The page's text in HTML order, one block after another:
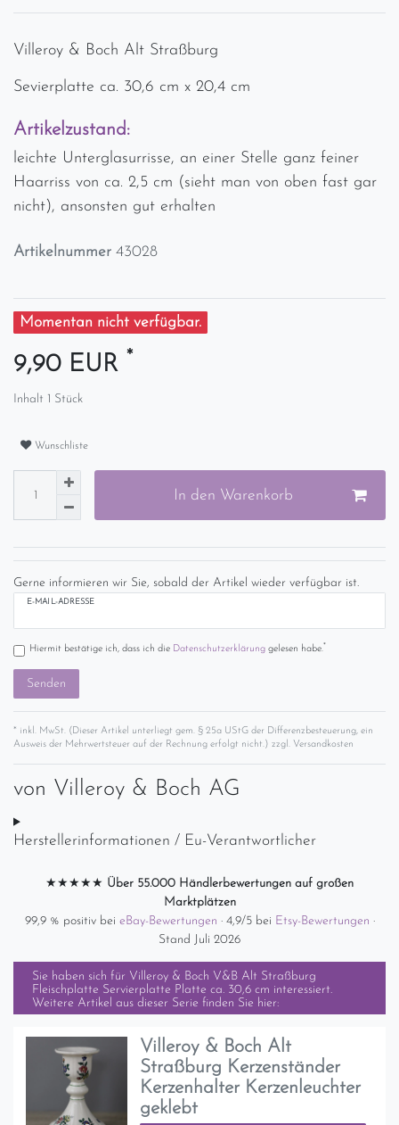
Villeroy & Boch Alt Straßburg
Sevierplatte ca. 30,6 cm x 20,4 cm
Artikelzustand:
leichte Unterglasurrisse, an einer Stelle ganz feiner
Haarriss von ca. 2,5 cm (sieht man von oben fast gar
nicht), ansonsten gut erhalten
Artikelnummer 43028
Momentan nicht verfügbar.
9,90 EUR *
Inhalt 1 Stück
Wunschliste
In den Warenkorb
Gerne informieren wir Sie, sobald der Artikel wieder verfügbar ist.
E-MAIL-ADRESSE
Hiermit bestätige ich, dass ich die Daten­schutz­erklärunggelesen habe.*
Senden
* inkl. MwSt. (Dieser Artikel unterliegt gem. § 25a UStG der Differenzbesteuerung, ein
Ausweis der Mehrwertsteuer auf der Rechnung erfolgt nicht.) zzgl. Versandkosten
von Villeroy & Boch AG
Herstellerinformationen / Eu-Verantwortlicher
★★★★★ Über 55.000 Händlerbewertungen auf großen
Marktplätzen
99,9 % positiv bei eBay-Bewertungen · 4,9/5 bei Etsy-Bewertungen ·
Stand Juli 2026
Sie haben sich für Villeroy & Boch V&B Alt Straßburg
Fleischplatte Servierplatte Platte ca. 30,6 cm interessiert.
Weitere Artikel aus dieser Serie finden Sie hier:
Villeroy & Boch Alt
Straßburg Kerzenständer
Kerzenhalter Kerzenleuchter
geklebt